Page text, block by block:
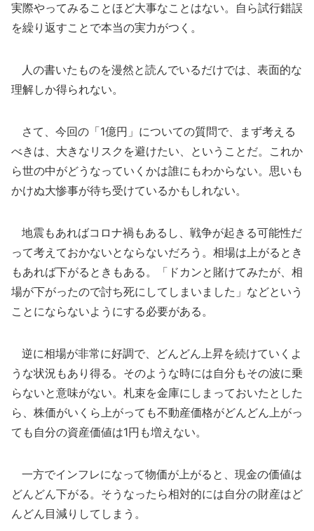
実際やってみることほど大事なことはない。自ら試行錯誤
を繰り返すことで本当の実力がつく。
人の書いたものを漫然と読んでいるだけでは、表面的な
理解しか得られない。
さて、今回の「1億円」についての質問で、まず考える
べきは、大きなリスクを避けたい、ということだ。これか
ら世の中がどうなっていくかは誰にもわからない。思いも
かけぬ大惨事が待ち受けているかもしれない。
地震もあればコロナ禍もあるし、戦争が起きる可能性だ
って考えておかないとならないだろう。相場は上がるとき
もあれば下がるときもある。「ドカンと賭けてみたが、相
場が下がったので討ち死にしてしまいました」などという
ことにならないようにする必要がある。
逆に相場が非常に好調で、どんどん上昇を続けていくよ
うな状況もあり得る。そのような時には自分もその波に乗
らないと意味がない。札束を金庫にしまっておいたとした
ら、株価がいくら上がっても不動産価格がどんどん上がっ
ても自分の資産価値は1円も増えない。
一方でインフレになって物価が上がると、現金の価値は
どんどん下がる。そうなったら相対的には自分の財産はど
んどん目減りしてしまう。